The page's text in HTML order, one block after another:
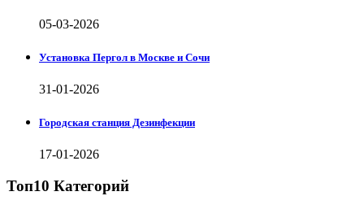
05-03-2026
Установка Пергол в Москве и Сочи
31-01-2026
Городская станция Дезинфекции
17-01-2026
Топ10 Категорий